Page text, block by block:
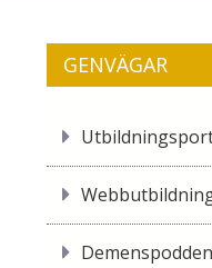
GENVÄGAR
Demenspodden